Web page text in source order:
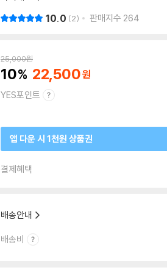
10.0 2 판매지수 264
25,000원
10 22,500
YES포인트
앱 다운 시 1천원 상품권
결제혜택
배송안내
배송비